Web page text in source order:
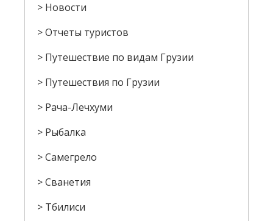
Новости
Отчеты туристов
Путешествие по видам Грузии
Путешествия по Грузии
Рача-Лечхуми
Рыбалка
Самегрело
Сванетия
Тбилиси